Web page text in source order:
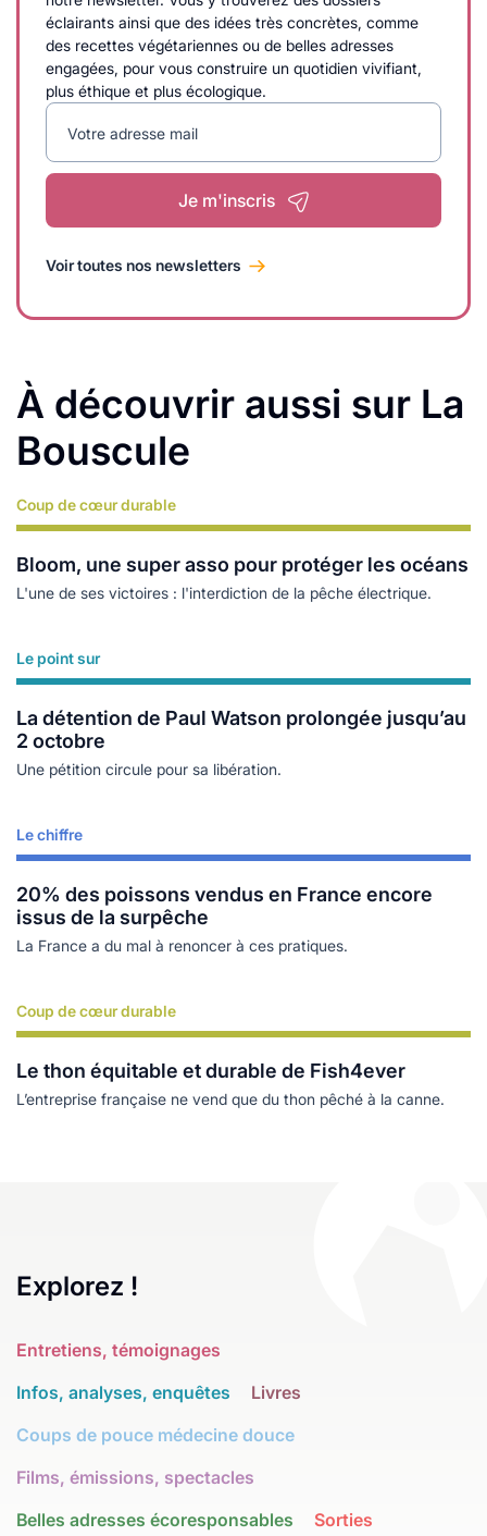
éclairants ainsi que des idées très concrètes, comme
des recettes végétariennes ou de belles adresses
engagées, pour vous construire un quotidien vivifiant,
plus éthique et plus écologique.
Votre adresse mail
Je m'inscris
Voir toutes nos newsletters
À découvrir aussi sur La
Bouscule
Coup de cœur durable
Bloom, une super asso pour protéger les océans
L'une de ses victoires : l'interdiction de la pêche électrique.
Lire plus
Le point sur
La détention de Paul Watson prolongée jusqu’au
2 octobre
Une pétition circule pour sa libération.
Lire plus
Le chiffre
20% des poissons vendus en France encore
issus de la surpêche
La France a du mal à renoncer à ces pratiques.
Lire plus
Coup de cœur durable
Le thon équitable et durable de Fish4ever
L’entreprise française ne vend que du thon pêché à la canne.
Lire plus
Explorez !
Entretiens, témoignages
Infos, analyses, enquêtes
Livres
Coups de pouce médecine douce
Films, émissions, spectacles
Belles adresses écoresponsables
Sorties